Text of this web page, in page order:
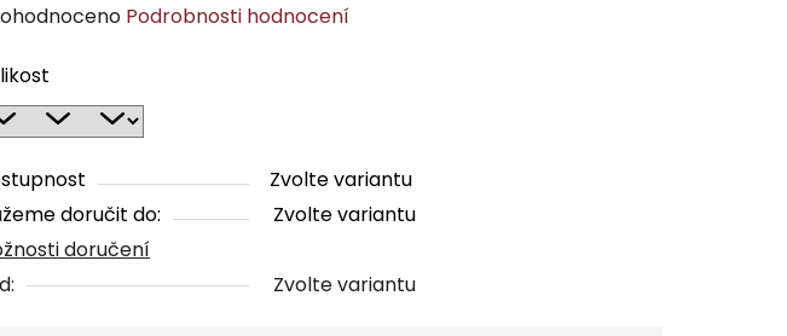
Podrobnosti hodnocení
Zvolte variantu
doručit do:
Zvolte variantu
doručení
Zvolte variantu